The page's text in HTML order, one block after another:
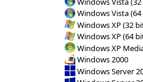
Windows Vista
Windows XP (32
Windows XP (64
Windows XP
Windows 2000
Windows Server